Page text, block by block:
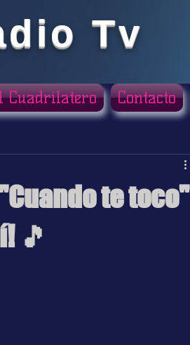
Tv
te toco"
🎵
Cuadrilatero Contacto